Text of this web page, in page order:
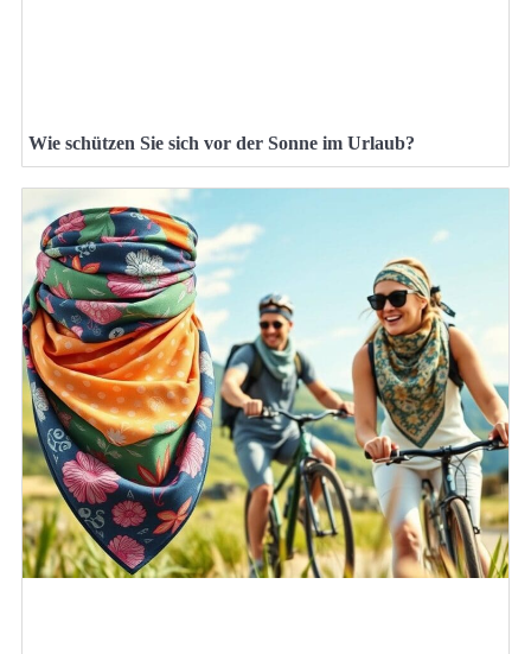
Wie schützen Sie sich vor der Sonne im Urlaub?